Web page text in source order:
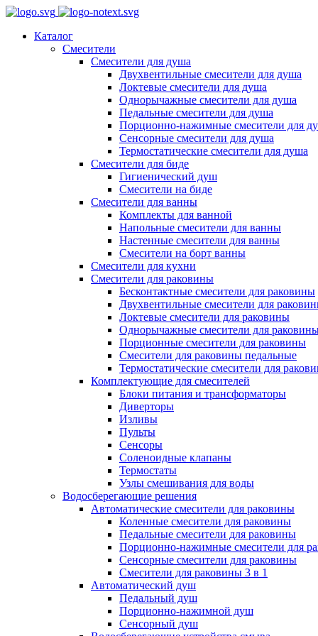
Каталог
Смесители
Смесители для душа
Двухвентильные смесители для душа
Локтевые смесители для душа
Однорычажные смесители для душа
Педальные смесители для душа
Порционно-нажимные смесители для
Сенсорные смесители для душа
Термостатические смесители для душа
Смесители для биде
Гигиенический душ
Смесители на биде
Смесители для ванны
Комплекты для ванной
Напольные смесители для ванны
Настенные смесители для ванны
Смесители на борт ванны
Смесители для кухни
Смесители для раковины
Бесконтактные смесители для раковины
Двухвентильные смесители для
Локтевые смесители для раковины
Однорычажные смесители для
Порционные смесители для раковины
Смесители для раковины педальные
Термостатические смесители для
Комплектующие для смесителей
Блоки питания и трансформаторы
Диверторы
Изливы
Пульты
Сенсоры
Соленоидные клапаны
Термостаты
Узлы смешивания для воды
Водосберегающие решения
Автоматические смесители для раковины
Коленные смесители для раковины
Педальные смесители для раковины
Порционно-нажимные смесители для
Сенсорные смесители для раковины
Смесители для раковины 3 в 1
Автоматический душ
Педальный душ
Порционно-нажимной душ
Сенсорный душ